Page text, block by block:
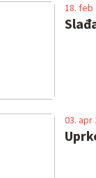
18. feb
03. apr